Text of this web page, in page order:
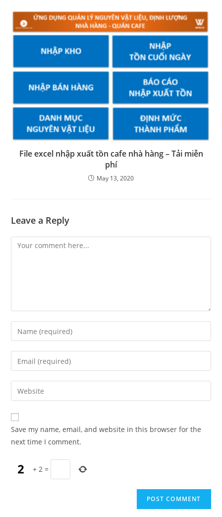
File excel nhập xuất tồn cafe nhà hàng – Tải miễn
phí
May 13, 2020
Leave a Reply
Comment
Enter
your
name
comment
Enter
your
email
address
comment
Enter
your
website
URL
(optional)
Save my name, email, and website in this browser for the
next time I comment.
+2 =